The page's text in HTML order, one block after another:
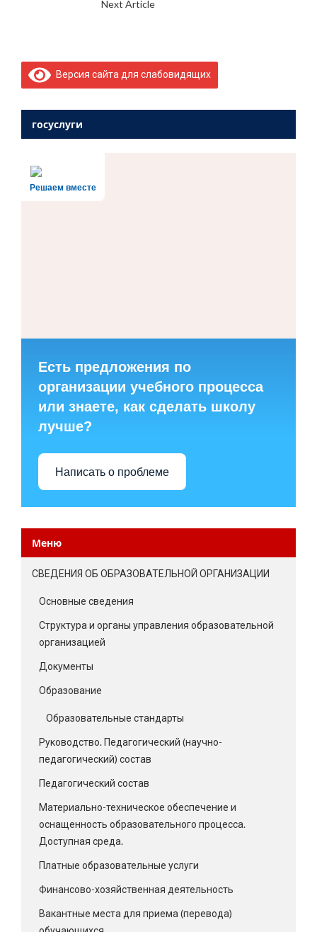
Next Article
Версия сайта для слабовидящих
госуслуги
Решаем вместе
Есть предложения по
организации учебного процесса
или знаете, как сделать школу
лучше?
Написать о проблеме
Меню
СВЕДЕНИЯ ОБ ОБРАЗОВАТЕЛЬНОЙ ОРГАНИЗАЦИИ
Основные сведения
Структура и органы управления образовательной
организацией
Документы
Образование
Образовательные стандарты
Руководство. Педагогический (научно-
педагогический) состав
Педагогический состав
Материально-техническое обеспечение и
оснащенность образовательного процесса.
Доступная среда.
Платные образовательные услуги
Финансово-хозяйственная деятельность
Вакантные места для приема (перевода)